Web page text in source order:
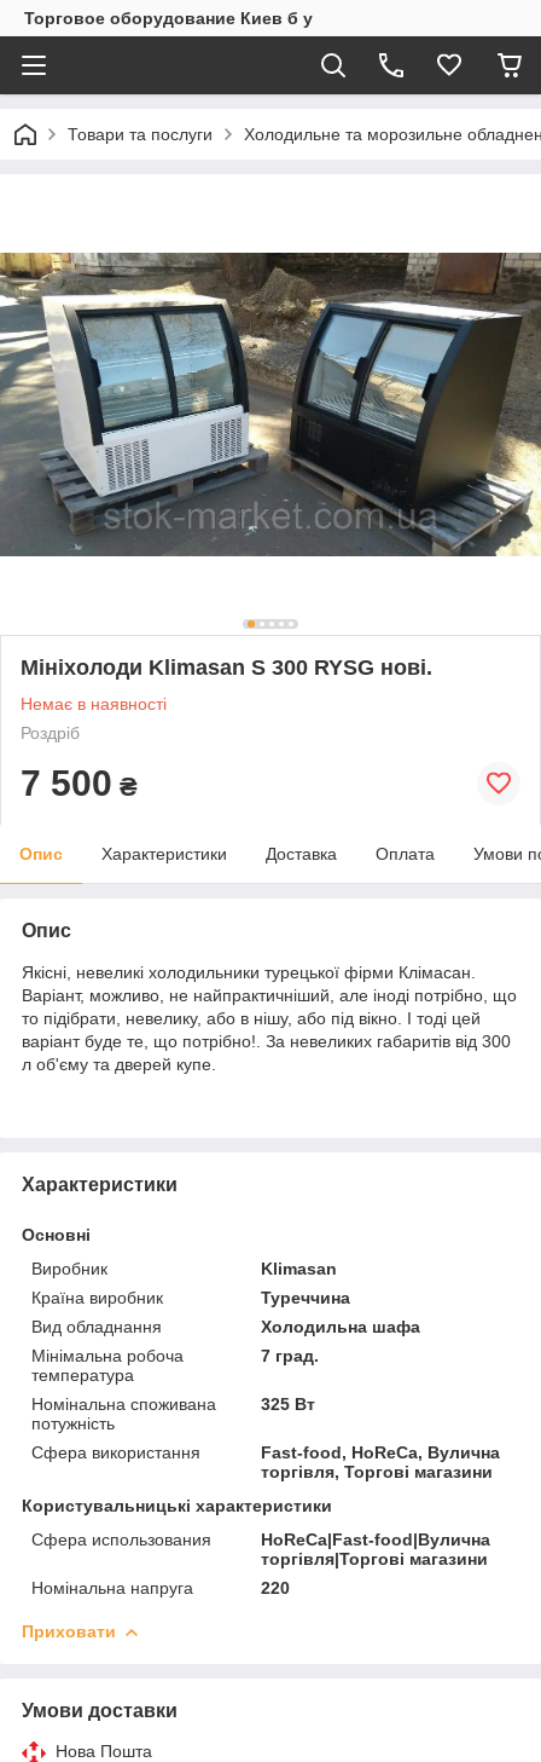
Торговое оборудование Киев б у
Товари та послуги Холодильне та морозильне
Мініхолоди Klimasan S 300 RYSG нові.
Немає в наявності
Роздріб
7 500 ₴
Опис Характеристики Доставка Оплата Умови
Опис
Якісні, невеликі холодильники турецької фірми Клімасан.
Варіант, можливо, не найпрактичніший, але іноді потрібно, що
то підібрати, невелику, або в нішу, або під вікно. І тоді цей
варіант буде те, що потрібно!. За невеликих габаритів від 300
л об'єму та дверей купе.
Характеристики
Основні
Виробник
Klimasan
Країна виробник
Туреччина
Вид обладнання
Холодильна шафа
Мінімальна робоча
температура
7 град.
Номінальна споживана
потужність
325 Вт
Сфера використання
Fast-food, HoReCa, Вулична
торгівля, Торгові магазини
Користувальницькі характеристики
Сфера использования
HoReCa|Fast-food|Вулична
торгівля|Торгові магазини
Номінальна напруга
220
Приховати
Умови доставки
Нова Пошта